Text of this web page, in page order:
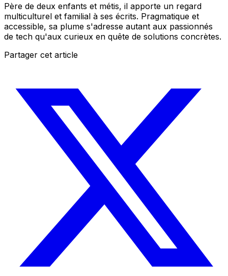
Père de deux enfants et métis, il apporte un regard
multiculturel et familial à ses écrits. Pragmatique et
accessible, sa plume s'adresse autant aux passionnés
de tech qu'aux curieux en quête de solutions concrètes.
Partager cet article